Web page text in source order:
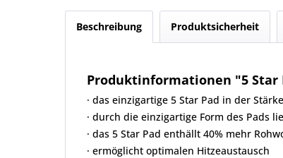
Beschreibung Produktsicherheit
Produktinformationen "5 Star
· das einzigartige 5 Star Pad in der
· durch die einzigartige Form des Pads
· das 5 Star Pad enthällt 40% mehr
· ermöglicht optimalen Hitzeaustausch